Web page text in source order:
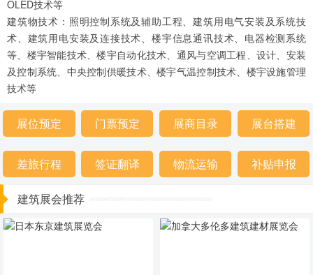
OLED技术等
建筑物技术：照明控制系统及辅助工程、建筑用电气安装及系统技
术、建筑用电安装及连接技术、楼宇信息通讯技术、电器检测系统
等、楼宇智能技术、楼宇自动化技术、通风与空调工程、设计、安装
及控制系统、中央控制供暖技术、楼宇气温控制技术、楼宇设施管理
技术等
展位预定 门票预定 展商目录 展台搭建
差旅行程 签证翻译 物流运输 补贴申报
建筑展会推荐